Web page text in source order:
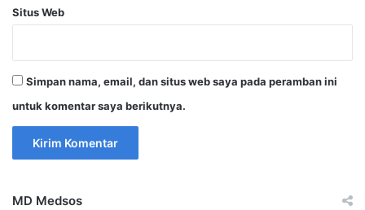
Situs Web
Simpan nama, email, dan situs web saya pada peramban ini
untuk komentar saya berikutnya.
MD Medsos